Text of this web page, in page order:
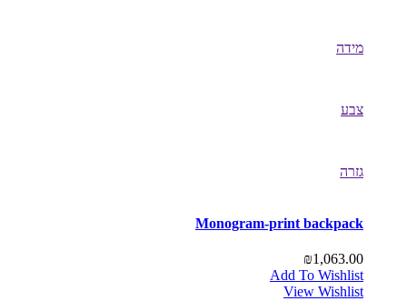
מידה
צבע
גזרה
Monogram-print backpack
₪1,063.00
Add To Wishlist
View Wishlist